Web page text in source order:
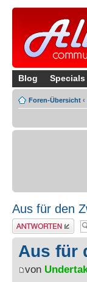
Blog Specials
Foren-Übersicht ‹
Aus für den
Antwort erstellen
Aus für
von